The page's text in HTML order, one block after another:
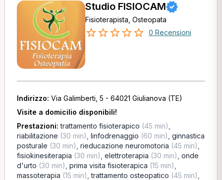
Studio FISIOCAM
Fisioterapista, Osteopata
0 Recensioni
Indirizzo: Via Galimberti, 5 - 64021 Giulianova (TE)
Visite a domicilio disponibili!
Prestazioni:trattamento fisioterapico (45 min)
riabilitazione (30 min) linfodrenaggio (60 min) ginnastica
posturale (30 min) rieducazione neuromotoria (45 min)
fisiokinesiterapia (30 min) elettroterapia (30 min) onde
d'urto (30 min) prima visita fisioterapica (15 min)
massoterapia (15 min) ,trattamento osteopatico (45 min)